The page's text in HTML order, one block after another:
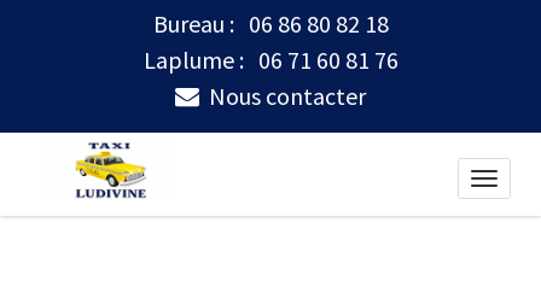
Bureau : 06 86 80 82 18
Laplume : 06 71 60 81 76
Nous contacter
Toggle